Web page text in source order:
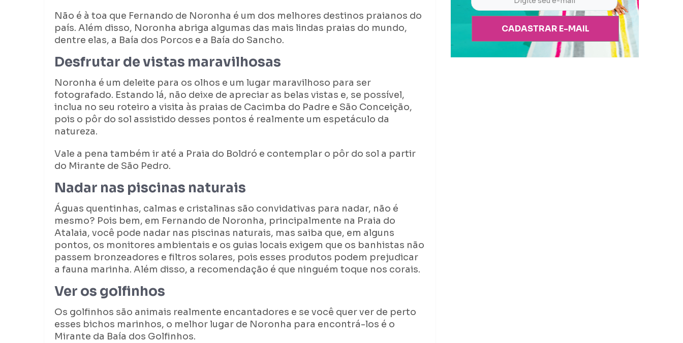
Não é à toa que Fernando de Noronha é um dos melhores destinos praianos do
país. Além disso, Noronha abriga algumas das mais lindas praias do mundo,
dentre elas, a Baía dos Porcos e a Baía do Sancho.
Desfrutar de vistas maravilhosas
Noronha é um deleite para os olhos e um lugar maravilhoso para ser
fotografado. Estando lá, não deixe de apreciar as belas vistas e, se possível,
inclua no seu roteiro a visita às praias de Cacimba do Padre e São Conceição,
pois o pôr do sol assistido desses pontos é realmente um espetáculo da
natureza.
Vale a pena também ir até a Praia do Boldró e contemplar o pôr do sol a partir
do Mirante de São Pedro.
Nadar nas piscinas naturais
Águas quentinhas, calmas e cristalinas são convidativas para nadar, não é
mesmo? Pois bem, em Fernando de Noronha, principalmente na Praia do
Atalaia, você pode nadar nas piscinas naturais, mas saiba que, em alguns
pontos, os monitores ambientais e os guias locais exigem que os banhistas não
passem bronzeadores e filtros solares, pois esses produtos podem prejudicar
a fauna marinha. Além disso, a recomendação é que ninguém toque nos corais.
Ver os golfinhos
Os golfinhos são animais realmente encantadores e se você quer ver de perto
esses bichos marinhos, o melhor lugar de Noronha para encontrá-los é o
Mirante da Baía dos Golfinhos.
CADASTRAR E-MAIL